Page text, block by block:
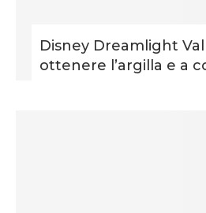
Disney Dreamlight
ottenere l’argilla e a